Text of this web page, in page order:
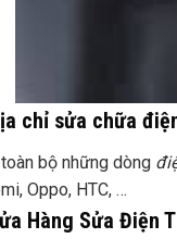
chỉ sửa chữa
toàn bộ những dòng
Oppo, HTC, …
Hàng Sửa Điện